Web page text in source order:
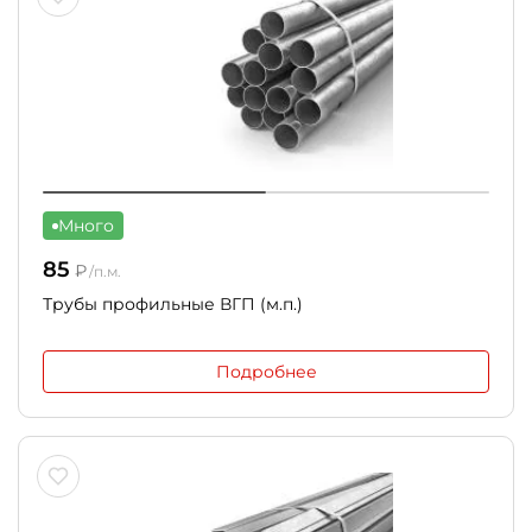
Много
85 ₽/п.м.
Трубы профильные ВГП (м.п.)
Подробнее